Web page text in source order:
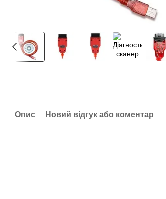
Опис Новий відгук або коментар